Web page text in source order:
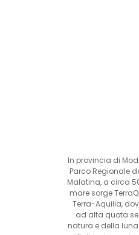
In provincia di
Parco Regionale
Malatina, a circa
mare sorge
Terra-Aquilia,
ad alta quota
natura e della